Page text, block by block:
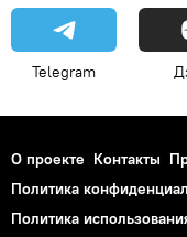
Telegram
О проекте Контакты
Политика
Политика